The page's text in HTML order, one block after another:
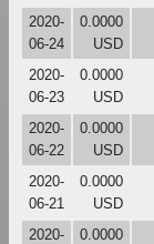
2020-
06-24
0.0000
USD
2020-
06-23
0.0000
USD
2020-
06-22
0.0000
USD
2020-
06-21
0.0000
USD
2020-
0.0000